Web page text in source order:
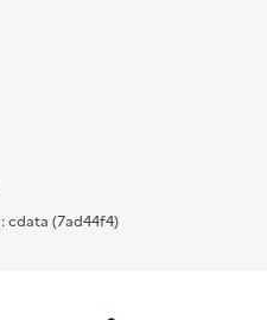
cdata (7ad44f4)